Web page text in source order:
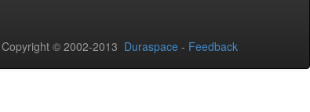
Copyright © 2002-2013 Duraspace - Feedback